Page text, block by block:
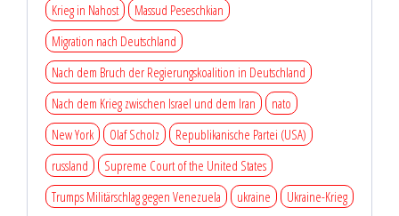
Krieg in Nahost
Massud Peseschkian
Migration nach Deutschland
Nach dem Bruch der Regierungskoalition in Deutschland
Nach dem Krieg zwischen Israel und dem Iran
nato
New York
Olaf Scholz
Republikanische Partei (USA)
russland
Supreme Court of the United States
Trumps Militärschlag gegen Venezuela
ukraine
Ukraine-Krieg